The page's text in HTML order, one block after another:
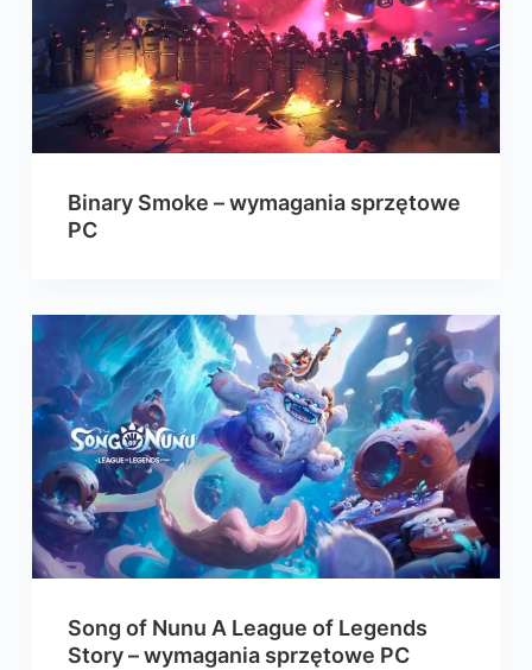
Binary Smoke – wymagania sprzętowe
PC
Song of Nunu A League of Legends
Story – wymagania sprzętowe PC